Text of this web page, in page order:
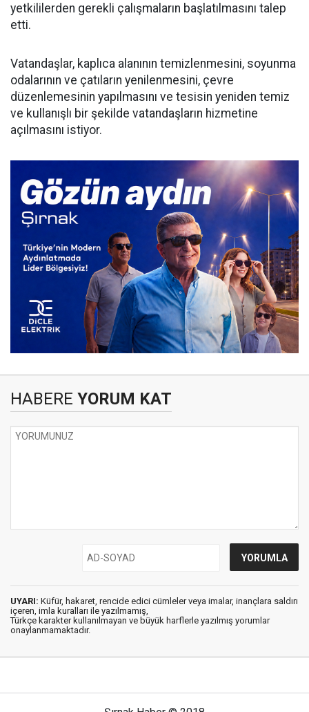
yetkililerden gerekli çalışmaların başlatılmasını talep
etti.
Vatandaşlar, kaplıca alanının temizlenmesini, soyunma
odalarının ve çatıların yenilenmesini, çevre
düzenlemesinin yapılmasını ve tesisin yeniden temiz
ve kullanışlı bir şekilde vatandaşların hizmetine
açılmasını istiyor.
HABERE YORUM KAT
UYARI: Küfür, hakaret, rencide edici cümleler veya imalar, inançlara saldırı
içeren, imla kuralları ile yazılmamış,
Türkçe karakter kullanılmayan ve büyük harflerle yazılmış yorumlar
onaylanmamaktadır.